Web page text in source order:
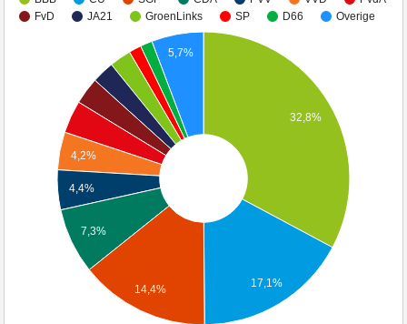
FvD
JA21 GroenLinks SP D66 Overige
32,8%
17,1%
5,7%
4,2%
4,4%
7,3%
14,4%